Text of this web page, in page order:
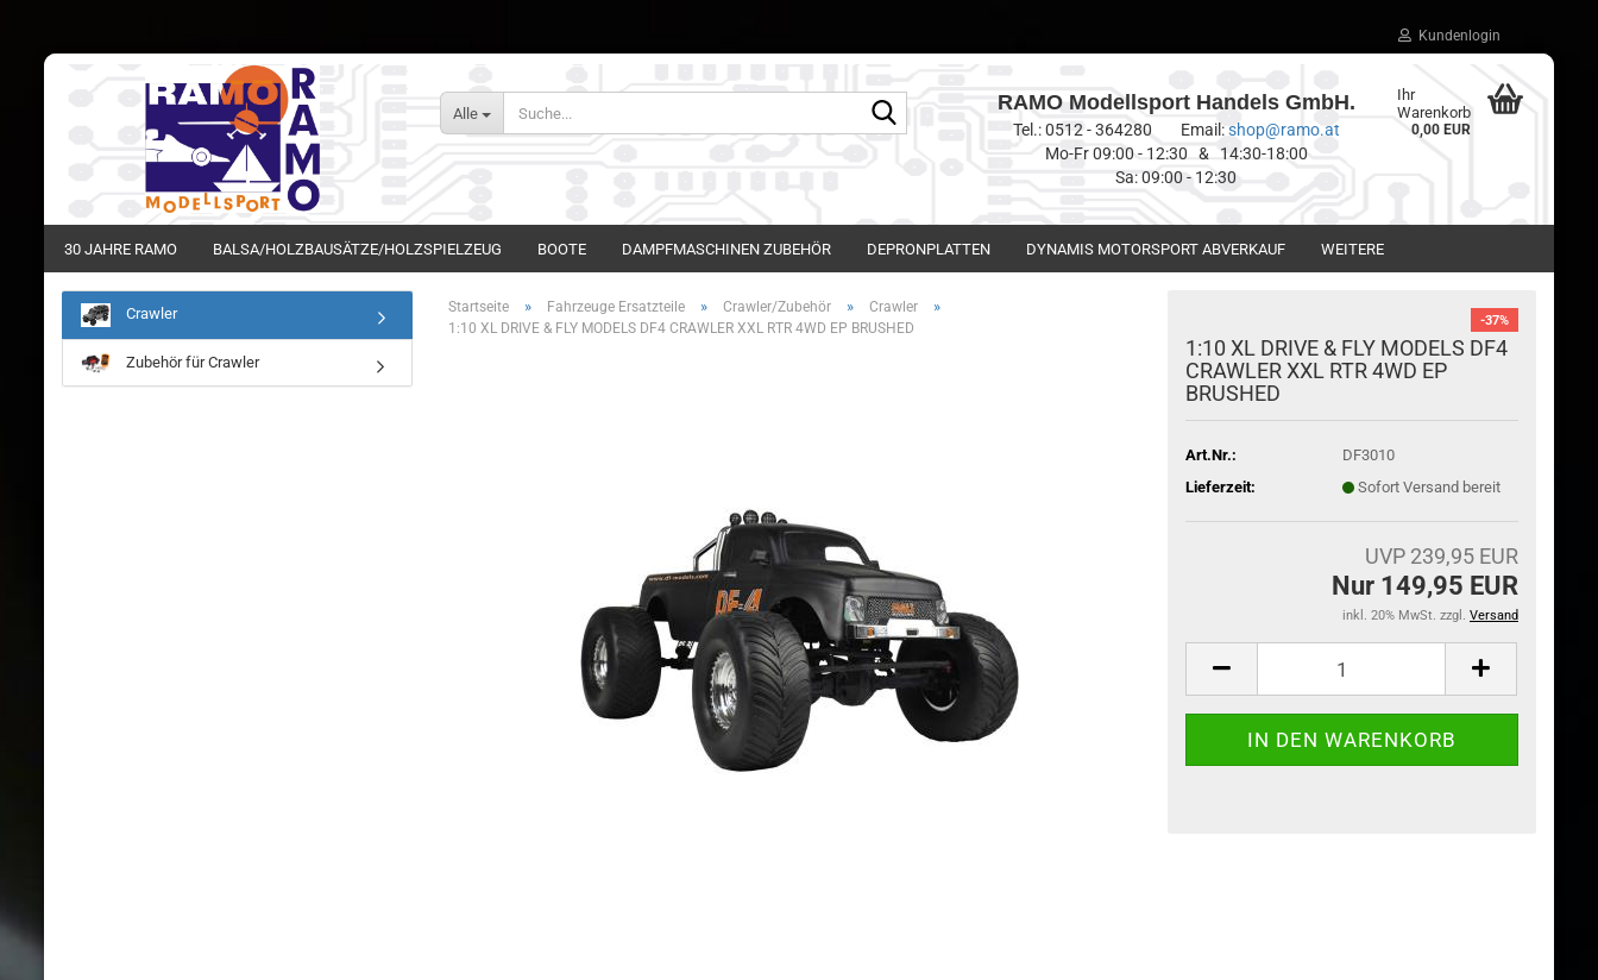
Kundenlogin
Alle RAMO Modellsport Handels GmbH.
Tel.: 0512 - 364280 Email:shop@ramo.at
Mo-Fr 09:00 - 12:30 & 14:30-18:00
Sa: 09:00 - 12:30
Ihr
Warenkorb
0,00 EUR
30 JAHRE RAMO BALSA/HOLZBAUSÄTZE/HOLZSPIELZEUG BOOTE DAMPFMASCHINEN ZUBEHÖR DEPRONPLATTEN DYNAMIS MOTORSPORT ABVERKAUF WEITERE
Startseite » Fahrzeuge Ersatzteile » Crawler/Zubehör » Crawler »
1:10 XL DRIVE & FLY MODELS DF4 CRAWLER XXL RTR 4WD EP BRUSHED -37%
1:10 XL DRIVE & FLY MODELS DF4
CRAWLER XXL RTR 4WD EP
BRUSHED
Art.Nr.:
DF3010
Lieferzeit:
Sofort Versand bereit
UVP 239,95 EUR
Nur 149,95 EUR
inkl. 20% MwSt. zzgl. Versand
Crawler
Zubehör für Crawler